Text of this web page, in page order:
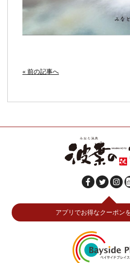
« 前の記事へ
アプリでお得なクーポン